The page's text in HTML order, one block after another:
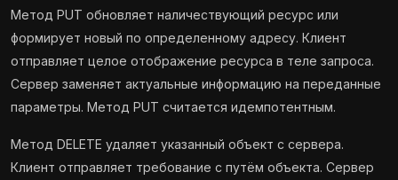
Метод PUT обновляет наличествующий ресурс или
формирует новый по определенному адресу. Клиент
отправляет целое отображение ресурса в теле запроса.
Сервер заменяет актуальные информацию на переданные
параметры. Метод PUT считается идемпотентным.
Метод DELETE удаляет указанный объект с сервера.
Клиент отправляет требование с путём объекта. Сервер